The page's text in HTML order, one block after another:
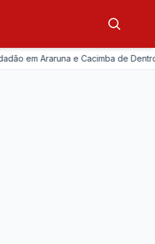
Araruna e Cacimba de Dentro